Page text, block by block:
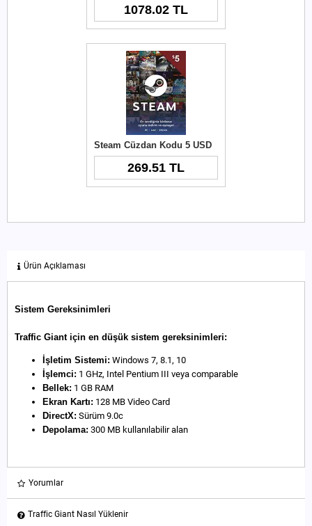
1078.02 TL
Steam Cüzdan Kodu 5 USD
269.51 TL
Ürün Açıklaması
Sistem Gereksinimleri
Traffic Giant için en düşük sistem gereksinimleri:
İşletim Sistemi: Windows 7, 8.1, 10
İşlemci: 1 GHz, Intel Pentium III veya comparable
Bellek: 1 GB RAM
Ekran Kartı: 128 MB Video Card
DirectX: Sürüm 9.0c
Depolama: 300 MB kullanılabilir alan
Yorumlar
Traffic Giant Nasıl Yüklenir